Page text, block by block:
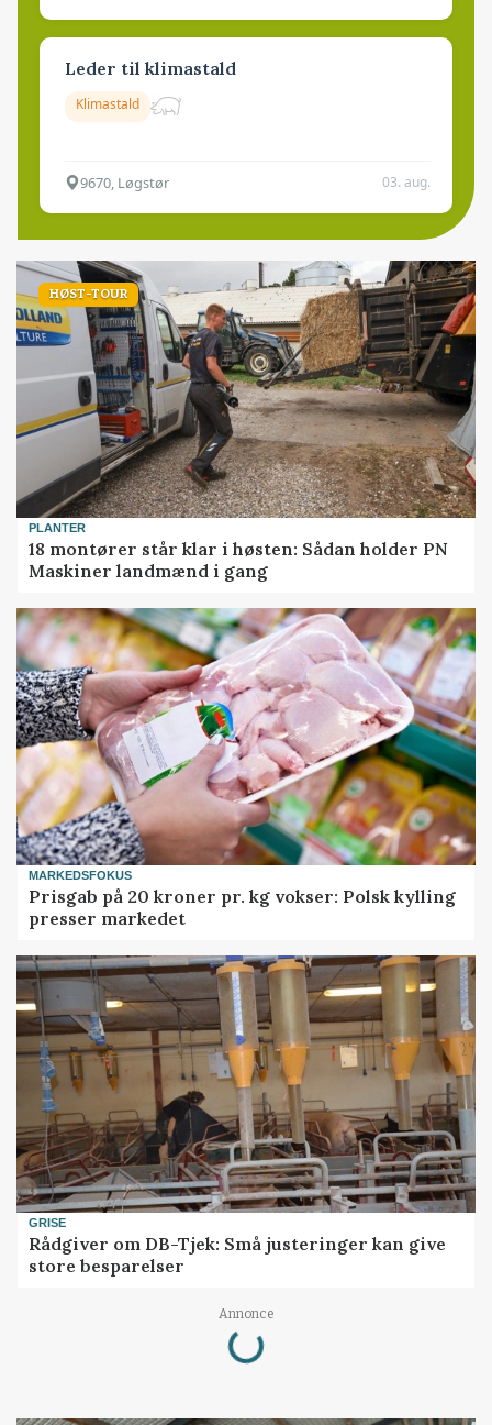
Leder til klimastald
Klimastald
9670, Løgstør 03. aug.
HØST-TOUR
PLANTER
18 montører står klar i høsten: Sådan holder PN
Maskiner landmænd i gang
MARKEDSFOKUS
Prisgab på 20 kroner pr. kg vokser: Polsk kylling
presser markedet
GRISE
Rådgiver om DB-Tjek: Små justeringer kan give
store besparelser
Annonce
Loading...